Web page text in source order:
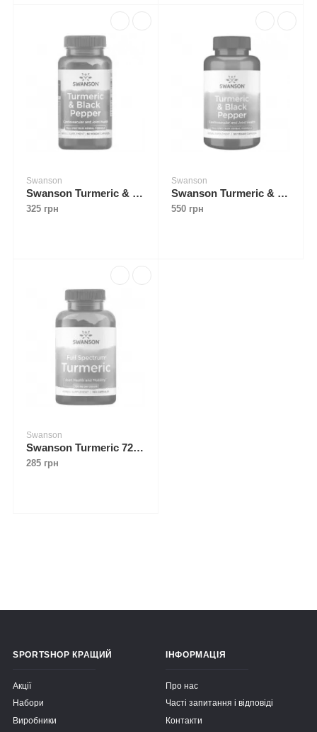
Swanson
Swanson Turmeric & Black Pepper 60 caps
325 грн
Swanson
Swanson Turmeric & Black Pepper 90 caps
550 грн
Swanson
Swanson Turmeric 720 mg 100 caps
285 грн
SPORTSHOP КРАЩИЙ
Акції
Набори
Виробники
ІНФОРМАЦІЯ
Про нас
Часті запитання і відповіді
Контакти